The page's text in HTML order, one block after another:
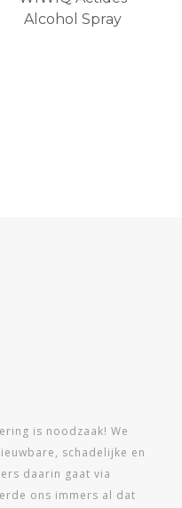
Alcohol Spray
is noodzaak! We
schadelijke en
daarin gaat via
ons immers al dat